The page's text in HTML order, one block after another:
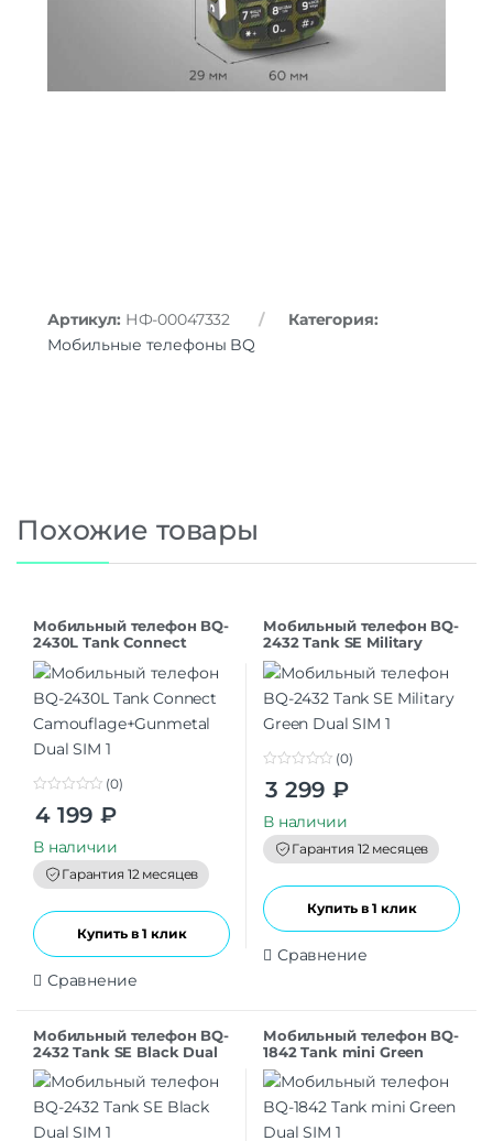
Артикул: НФ-00047332
Категория:
Мобильные телефоны BQ
Похожие товары
Мобильный телефон BQ-
2430L Tank Connect
Camouflage+Gunmetal
Dual SIM
o
t
o
f
5
(0)
4 199 ₽
В наличии
Гарантия 12 месяцев
Купить в 1 клик
Сравнение
Мобильный телефон BQ-
2432 Tank SE Military
Green Dual SIM
o
t
o
f
5
(0)
3 299 ₽
В наличии
Гарантия 12 месяцев
Купить в 1 клик
Сравнение
Мобильный телефон BQ-
2432 Tank SE Black Dual
SIM
Мобильный телефон BQ-
1842 Tank mini Green
Dual SIM